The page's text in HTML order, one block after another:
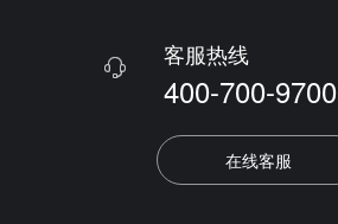
 客服热线
400-700-9700
在线客服